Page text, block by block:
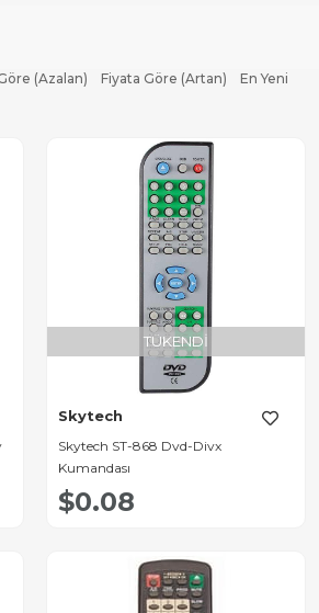
En Yeni
Fiyata Göre (Artan)
(Azalan)
TÜKENDI
Skytech
Skytech ST-868 Dvd-Divx
Kumandası
$0.08